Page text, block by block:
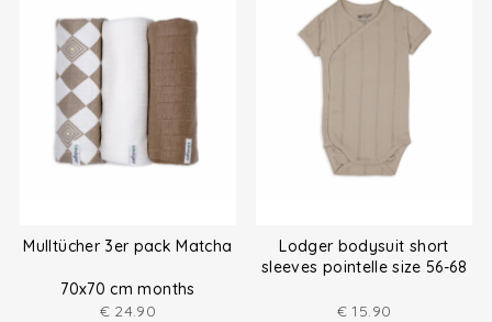
Mulltücher 3er pack Matcha
70x70 cm months
€ 24.90
Lodger bodysuit short
sleeves pointelle size 56-68
€ 15.90